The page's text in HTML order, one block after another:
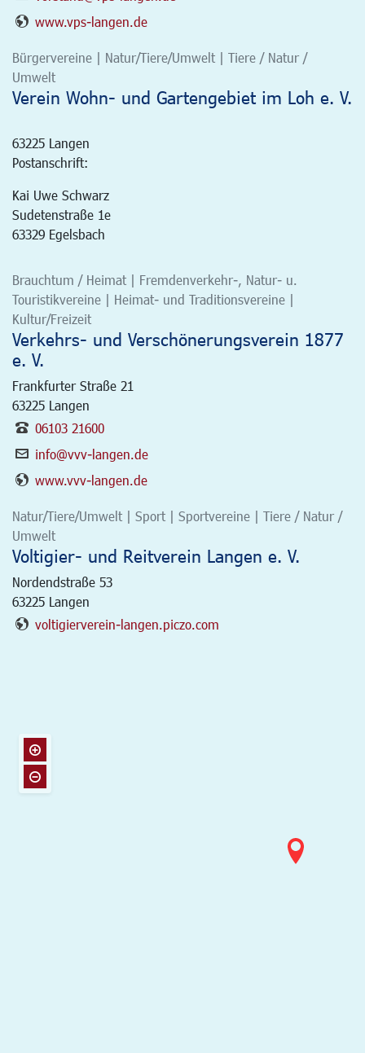
www.vps-langen.de
Bürgervereine | Natur/Tiere/Umwelt | Tiere / Natur /
Umwelt
Verein Wohn- und Gartengebiet im Loh e. V.
63225 Langen
Postanschrift:
Kai Uwe Schwarz
Sudetenstraße 1e
63329 Egelsbach
Brauchtum / Heimat | Fremdenverkehr-, Natur- u.
Touristikvereine | Heimat- und Traditionsvereine |
Kultur/Freizeit
Verkehrs- und Verschönerungsverein 1877
e. V.
Frankfurter Straße 21
63225 Langen
06103 21600
info@vvv-langen.de
www.vvv-langen.de
Natur/Tiere/Umwelt | Sport | Sportvereine | Tiere / Natur /
Umwelt
Voltigier- und Reitverein Langen e. V.
Nordendstraße 53
63225 Langen
voltigierverein-langen.piczo.com